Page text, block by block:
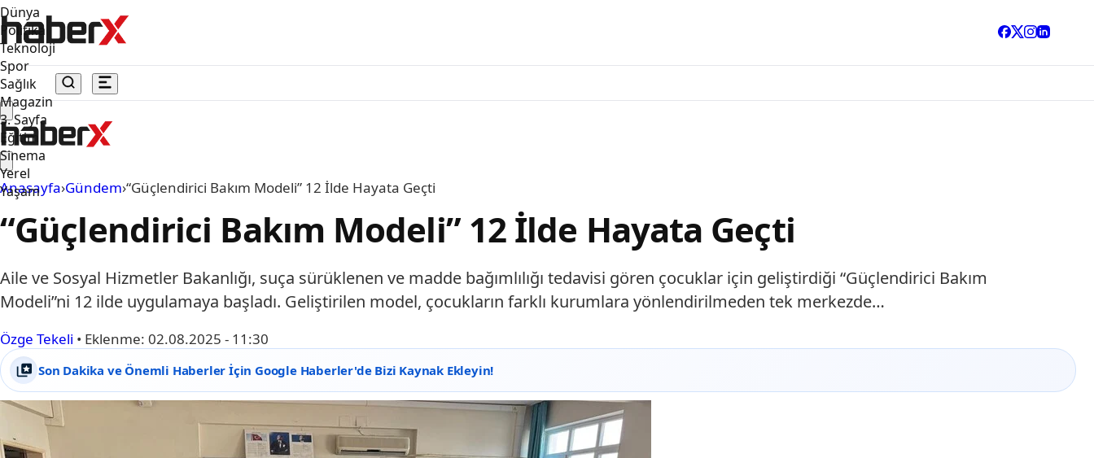
Dünya
Politika
Teknoloji
Spor
Sağlık
Magazin
3. Sayfa
Eğitim
Sinema
Yerel
Yaşam
Anasayfa›Gündem›“Güçlendirici Bakım Modeli” 12 İlde Hayata Geçti
“Güçlendirici Bakım Modeli” 12 İlde Hayata Geçti
Aile ve Sosyal Hizmetler Bakanlığı, suça sürüklenen ve madde bağımlılığı tedavisi gören çocuklar için geliştirdiği “Güçlendirici Bakım
Modeli”ni 12 ilde uygulamaya başladı. Geliştirilen model, çocukların farklı kurumlara yönlendirilmeden tek merkezde…
Özge Tekeli • Eklenme: 02.08.2025 - 11:30
Son Dakika ve Önemli Haberler İçin Google Haberler'de Bizi Kaynak Ekleyin!